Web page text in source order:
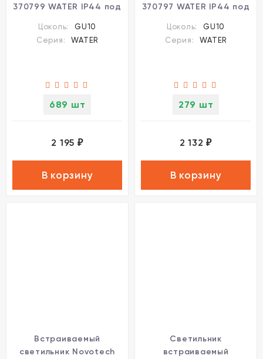
370799 WATER IP44 под
Цоколь:
GU10
Серия:
WATER
689 шт
2 195 ₽
В корзину
370797 WATER IP44 под
Цоколь:
GU10
Серия:
WATER
279 шт
2 132₽
В корзину
Встраиваемый
светильник Novotech
Светильник
встраиваемый